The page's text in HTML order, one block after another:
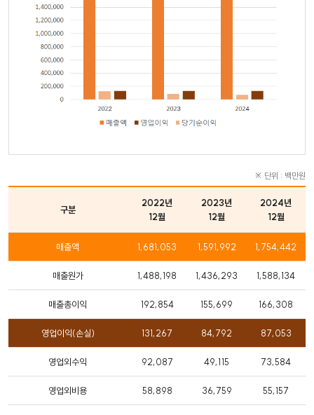
※ 단위 : 백만원
구분
2022년
12월
2023년
12월
2024년
12월
매출액 1,681,053 1,591,992 1,754,442
매출원가 1,488,198 1,436,293 1,588,134
매출총이익 192,854 155,699 166,308
영업이익(손실) 131,267 84,792 87,053
영업외수익 92,087 49,115 73,584
영업외비용 58,898 36,759 55,157